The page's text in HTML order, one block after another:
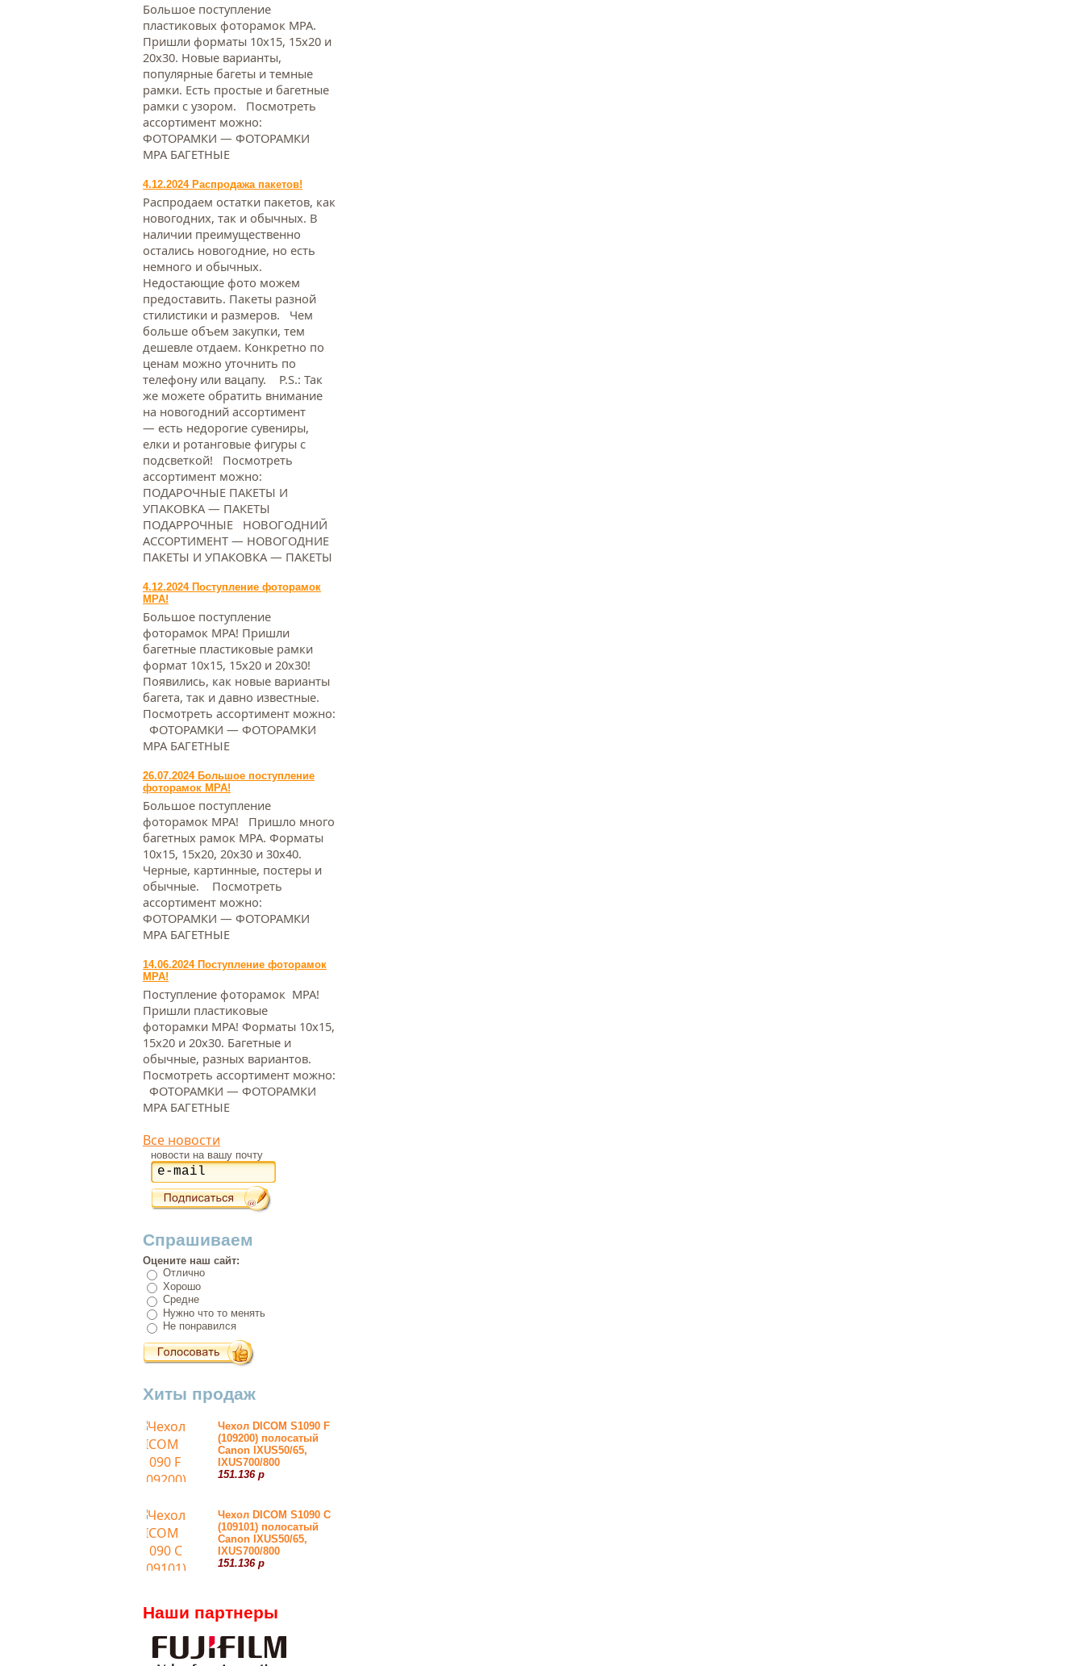
Большое поступление
пластиковых фоторамок МРА.
Пришли форматы 10х15, 15х20 и
20х30. Новые варианты,
популярные багеты и темные
рамки. Есть простые и багетные
рамки с узором. Посмотреть
ассортимент можно:
ФОТОРАМКИ — ФОТОРАМКИ
МРА БАГЕТНЫЕ
4.12.2024 Распродажа пакетов!
Распродаем остатки пакетов, как
новогодних, так и обычных. В
наличии преимущественно
остались новогодние, но есть
немного и обычных.
Недостающие фото можем
предоставить. Пакеты разной
стилистики и размеров. Чем
больше объем закупки, тем
дешевле отдаем. Конкретно по
ценам можно уточнить по
телефону или вацапу. Р.S.: Так
же можете обратить внимание
на новогодний ассортимент
— есть недорогие сувениры,
елки и ротанговые фигуры с
подсветкой! Посмотреть
ассортимент можно:
ПОДАРОЧНЫЕ ПАКЕТЫ И
УПАКОВКА — ПАКЕТЫ
ПОДАРРОЧНЫЕ НОВОГОДНИЙ
АССОРТИМЕНТ — НОВОГОДНИЕ
ПАКЕТЫ И УПАКОВКА — ПАКЕТЫ
4.12.2024 Поступление фоторамок
МРА!
Большое поступление
фоторамок МРА! Пришли
багетные пластиковые рамки
формат 10х15, 15х20 и 20х30!
Появились, как новые варианты
багета, так и давно известные.
Посмотреть ассортимент можно:
ФОТОРАМКИ — ФОТОРАМКИ
МРА БАГЕТНЫЕ
26.07.2024 Большое поступление
фоторамок МРА!
Большое поступление
фоторамок МРА! Пришло много
багетных рамок МРА. Форматы
10х15, 15х20, 20х30 и 30х40.
Черные, картинные, постеры и
обычные. Посмотреть
ассортимент можно:
ФОТОРАМКИ — ФОТОРАМКИ
МРА БАГЕТНЫЕ
14.06.2024 Поступление фоторамок
МРА!
Поступление фоторамок МРА!
Пришли пластиковые
фоторамки МРА! Форматы 10х15,
15х20 и 20х30. Багетные и
обычные, разных вариантов.
Посмотреть ассортимент можно:
ФОТОРАМКИ — ФОТОРАМКИ
МРА БАГЕТНЫЕ
Все новости
новости на вашу почту
Спрашиваем
Оцените наш сайт:
Отлично
Хорошо
Средне
Нужно что то менять
Не понравился
Хиты продаж
Чехол DICOM S1090 F
(109200) полосатый
Canon IXUS50/65,
IXUS700/800
151.136 р
Чехол DICOM S1090 С
(109101) полосатый
Canon IXUS50/65,
IXUS700/800
151.136 р
Наши партнеры